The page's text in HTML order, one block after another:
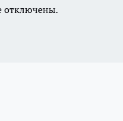
отключены.